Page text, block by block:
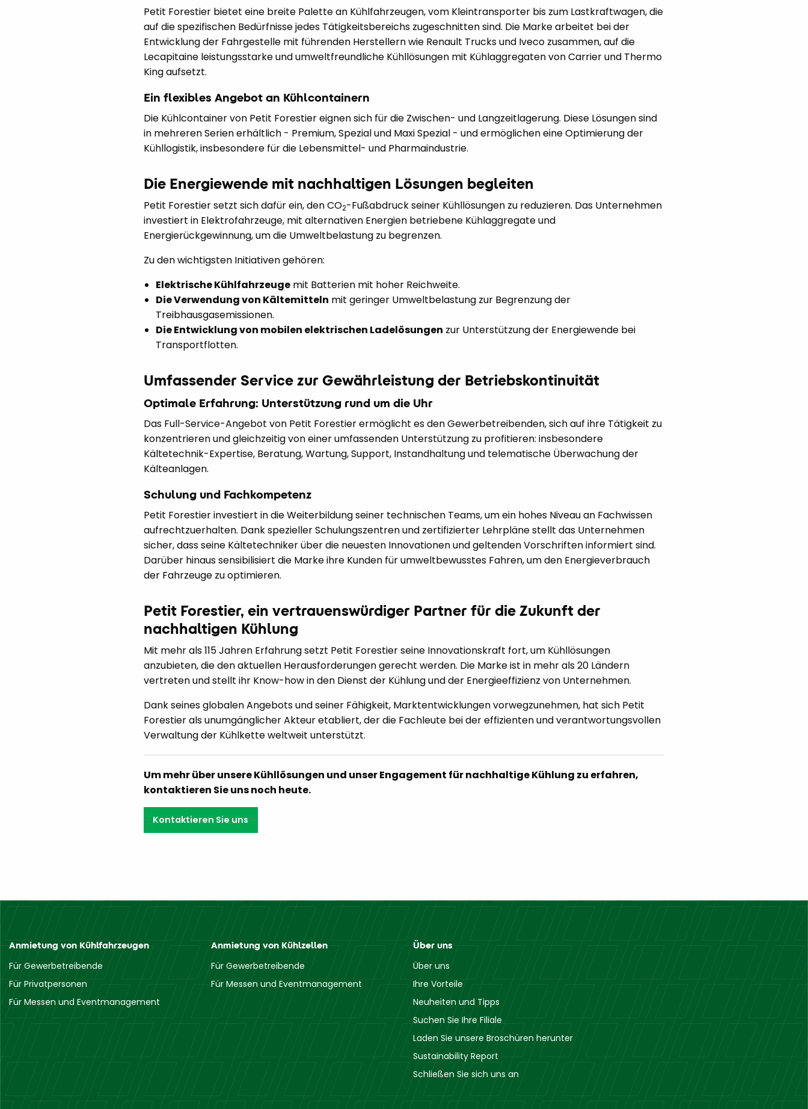
Petit Forestier bietet eine breite Palette an Kühlfahrzeugen, vom Kleintransporter bis zum Lastkraftwagen, die
auf die spezifischen Bedürfnisse jedes Tätigkeitsbereichs zugeschnitten sind. Die Marke arbeitet bei der
Entwicklung der Fahrgestelle mit führenden Herstellern wie Renault Trucks und Iveco zusammen, auf die
Lecapitaine leistungsstarke und umweltfreundliche Kühllösungen mit Kühlaggregaten von Carrier und Thermo
King aufsetzt.
Ein flexibles Angebot an Kühlcontainern
Die Kühlcontainer von Petit Forestier eignen sich für die Zwischen- und Langzeitlagerung. Diese Lösungen sind
in mehreren Serien erhältlich - Premium, Spezial und Maxi Spezial - und ermöglichen eine Optimierung der
Kühllogistik, insbesondere für die Lebensmittel- und Pharmaindustrie.
Die Energiewende mit nachhaltigen Lösungen begleiten
Petit Forestier setzt sich dafür ein, den CO2-Fußabdruck seiner Kühllösungen zu reduzieren. Das Unternehmen
investiert in Elektrofahrzeuge, mit alternativen Energien betriebene Kühlaggregate und
Energierückgewinnung, um die Umweltbelastung zu begrenzen.
Zu den wichtigsten Initiativen gehören:
Elektrische Kühlfahrzeuge mit Batterien mit hoher Reichweite.
Die Verwendung von Kältemitteln mit geringer Umweltbelastung zur Begrenzung der
Treibhausgasemissionen.
Die Entwicklung von mobilen elektrischen Ladelösungen zur Unterstützung der Energiewende bei
Transportflotten.
Umfassender Service zur Gewährleistung der Betriebskontinuität
Optimale Erfahrung: Unterstützung rund um die Uhr
Das Full-Service-Angebot von Petit Forestier ermöglicht es den Gewerbetreibenden, sich auf ihre Tätigkeit zu
konzentrieren und gleichzeitig von einer umfassenden Unterstützung zu profitieren: insbesondere
Kältetechnik-Expertise, Beratung, Wartung, Support, Instandhaltung und telematische Überwachung der
Kälteanlagen.
Schulung und Fachkompetenz
Petit Forestier investiert in die Weiterbildung seiner technischen Teams, um ein hohes Niveau an Fachwissen
aufrechtzuerhalten. Dank spezieller Schulungszentren und zertifizierter Lehrpläne stellt das Unternehmen
sicher, dass seine Kältetechniker über die neuesten Innovationen und geltenden Vorschriften informiert sind.
Darüber hinaus sensibilisiert die Marke ihre Kunden für umweltbewusstes Fahren, um den Energieverbrauch
der Fahrzeuge zu optimieren.
Petit Forestier, ein vertrauenswürdiger Partner für die Zukunft der
nachhaltigen Kühlung
Mit mehr als 115 Jahren Erfahrung setzt Petit Forestier seine Innovationskraft fort, um Kühllösungen
anzubieten, die den aktuellen Herausforderungen gerecht werden. Die Marke ist in mehr als 20 Ländern
vertreten und stellt ihr Know-how in den Dienst der Kühlung und der Energieeffizienz von Unternehmen.
Dank seines globalen Angebots und seiner Fähigkeit, Marktentwicklungen vorwegzunehmen, hat sich Petit
Forestier als unumgänglicher Akteur etabliert, der die Fachleute bei der effizienten und verantwortungsvollen
Verwaltung der Kühlkette weltweit unterstützt.
Um mehr über unsere Kühllösungen und unser Engagement für nachhaltige Kühlung zu erfahren,
kontaktieren Sie uns noch heute.
Kontaktieren Sie uns
Anmietung von Kühlfahrzeugen
Für Gewerbetreibende
Für Privatpersonen
Für Messen und Eventmanagement
Anmietung von Kühlzellen
Für Gewerbetreibende
Für Messen und Eventmanagement
Über uns
Über uns
Ihre Vorteile
Neuheiten und Tipps
Suchen Sie Ihre Filiale
Laden Sie unsere Broschüren herunter
Sustainability Report
Schließen Sie sich uns an